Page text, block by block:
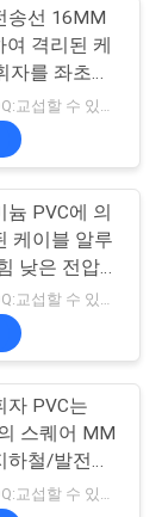
90
묶
송선 16MM
여 격리된 케
자를 좌초시
PVC에 의
케이블 알루
낮은 전압
시오
협상 가능 MOQ:교섭할 수 있습니다
자 PVC는
스퀘어 MM
하철/발전소
했습니다
협상 가능 MOQ:교섭할 수 있습니다